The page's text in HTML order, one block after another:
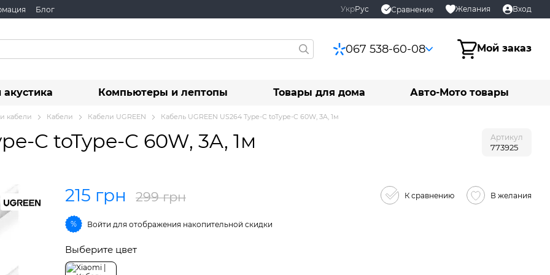
Блог УкрРус Сравнение Желания Вход
067 538-60-08 Мой заказ
Компьютеры и лептопы Товары для дома Авто-Мото товары
кабели Кабели Кабели UGREEN Кабель UGREEN US264 Type-C toType-C 60W, 3A, 1м
C toType-C 60W, 3A, 1м Артикул
773925
215 грн 299 грн К сравнению В желания
% Войти для отображения накопительной скидки
Выберите цвет